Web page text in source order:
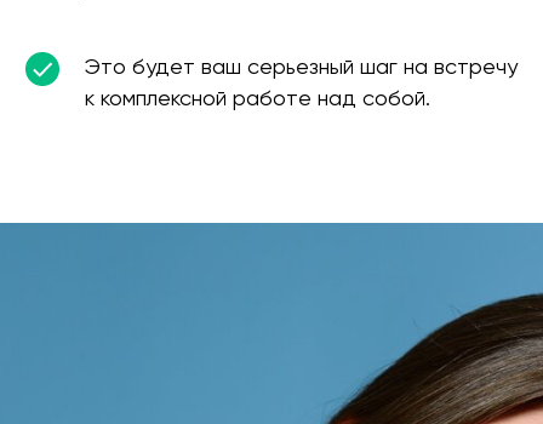
Это будет ваш серьезный шаг на встречу
к комплексной работе над собой.